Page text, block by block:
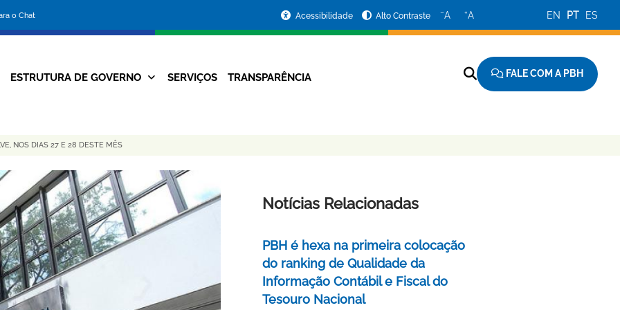
o Chat
da
Prefeitura
Acessibilidade Alto Contraste −A +A EN PT ES
Navegação
ESTRUTURA DE GOVERNO SERVIÇOS TRANSPARÊNCIA FALE COM A PBH
NOS DIAS 27 E 28 DESTE MÊS
Notícias Relacionadas
PBH é hexa na primeira colocação
do ranking de Qualidade da
Informação Contábil e Fiscal do
Tesouro Nacional